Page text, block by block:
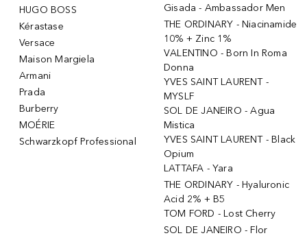
HUGO BOSS
Kérastase
Versace
Maison Margiela
Armani
Prada
Burberry
MOÉRIE
Schwarzkopf Professional
Gisada - Ambassador Men
THE ORDINARY - Niacinamide
10% + Zinc 1%
VALENTINO - Born In Roma
Donna
YVES SAINT LAURENT -
MYSLF
SOL DE JANEIRO - Agua
Mistica
YVES SAINT LAURENT - Black
Opium
LATTAFA - Yara
THE ORDINARY - Hyaluronic
Acid 2% + B5
TOM FORD - Lost Cherry
SOL DE JANEIRO - Flor